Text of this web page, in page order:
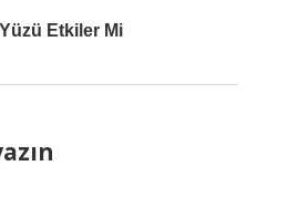
Etkiler Mi